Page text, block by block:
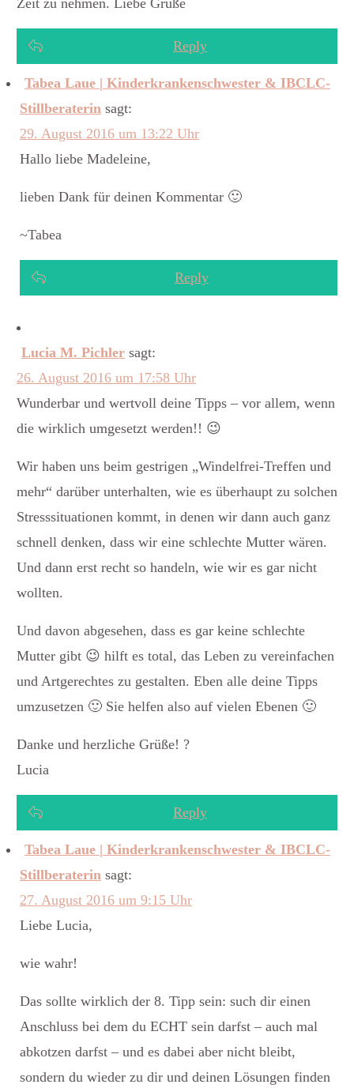
Reply
Tabea Laue | Kinderkrankenschwester & IBCLC-
Stillberaterin sagt:
29. August 2016 um 13:22 Uhr
Hallo liebe Madeleine,
lieben Dank für deinen Kommentar 🙂
~Tabea
Reply
Lucia M. Pichler sagt:
26. August 2016 um 17:58 Uhr
Wunderbar und wertvoll deine Tipps – vor allem, wenn
die wirklich umgesetzt werden!! 😉
Wir haben uns beim gestrigen „Windelfrei-Treffen und
mehr“ darüber unterhalten, wie es überhaupt zu solchen
Stresssituationen kommt, in denen wir dann auch ganz
schnell denken, dass wir eine schlechte Mutter wären.
Und dann erst recht so handeln, wie wir es gar nicht
wollten.
Und davon abgesehen, dass es gar keine schlechte
Mutter gibt 😉 hilft es total, das Leben zu vereinfachen
und Artgerechtes zu gestalten. Eben alle deine Tipps
umzusetzen 🙂 Sie helfen also auf vielen Ebenen 🙂
Danke und herzliche Grüße! ?
Lucia
Reply
Tabea Laue | Kinderkrankenschwester & IBCLC-
Stillberaterin sagt:
27. August 2016 um 9:15 Uhr
Liebe Lucia,
wie wahr!
Das sollte wirklich der 8. Tipp sein: such dir einen
Anschluss bei dem du ECHT sein darfst – auch mal
abkotzen darfst – und es dabei aber nicht bleibt,
sondern du wieder zu dir und deinen Lösungen finden